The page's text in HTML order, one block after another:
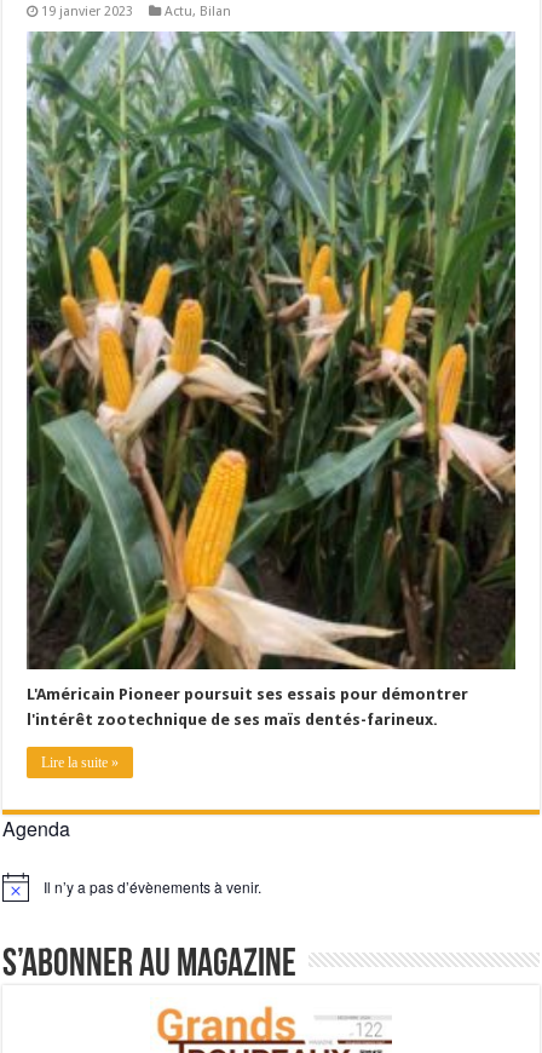
Un été fructueux pour Lactalis
19 janvier 2023 Actu, Bilan
L'Américain Pioneer poursuit ses essais pour démontrer
l'intérêt zootechnique de ses maïs dentés-farineux.
Lire la suite »
Agenda
Notice Il n’y a pas d’évènements à venir.
S’abonner au magazine